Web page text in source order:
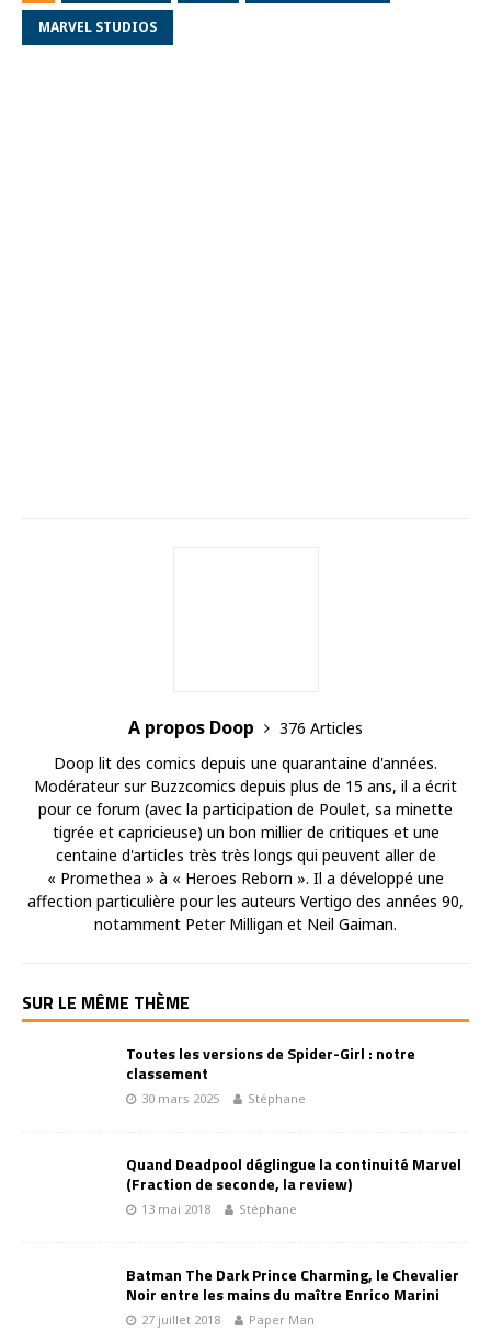
MARVEL STUDIOS
A propos Doop
376 Articles
Doop lit des comics depuis une quarantaine d'années.
Modérateur sur Buzzcomics depuis plus de 15 ans, il a écrit
pour ce forum (avec la participation de Poulet, sa minette
tigrée et capricieuse) un bon millier de critiques et une
centaine d'articles très très longs qui peuvent aller de
« Promethea » à « Heroes Reborn ». Il a développé une
affection particulière pour les auteurs Vertigo des années 90,
notamment Peter Milligan et Neil Gaiman.
SUR LE MÊME THÈME
Toutes les versions de Spider-Girl : notre
classement
30 mars 2025 Stéphane
Quand Deadpool déglingue la continuité Marvel
(Fraction de seconde, la review)
13 mai 2018 Stéphane
Batman The Dark Prince Charming, le Chevalier
Noir entre les mains du maître Enrico Marini
27 juillet 2018 Paper Man